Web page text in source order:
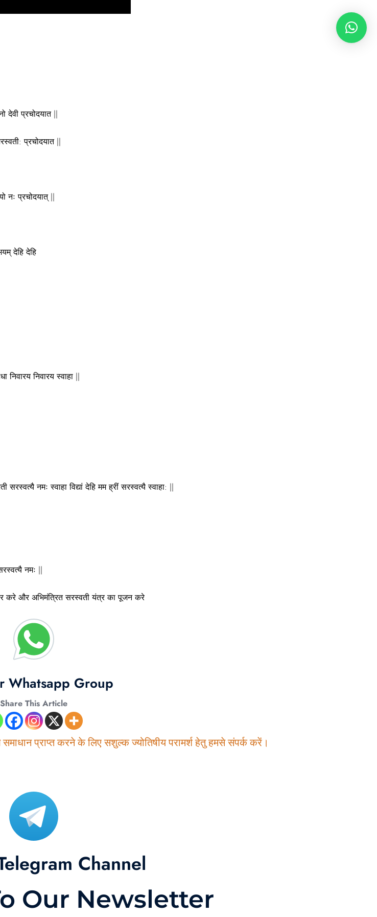
देवी प्रचोदयात ||
प्रचोदयात ||
नः प्रचोदयात् ||
देहि देहि
निवारय निवारय स्वाहा ||
नमः स्वाहा विद्यां देहि मम ह्रीं सरस्वत्यै स्वाहा: ||
नमः ||
करे और अभिमंत्रित सरस्वती यंत्र का पूजन करे
Whatsapp Group
Share This Article
प्राप्त करने के लिए सशुल्क ज्योतिषीय परामर्श हेतु हमसे संपर्क करें।
Channel
Our Newsletter